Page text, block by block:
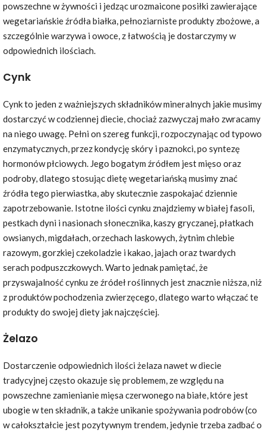
powszechne w żywności i jedząc urozmaicone posiłki zawierające
wegetariańskie źródła białka, pełnoziarniste produkty zbożowe, a
szczególnie warzywa i owoce, z łatwością je dostarczymy w
odpowiednich ilościach.
Cynk
Cynk to jeden z ważniejszych składników mineralnych jakie musimy
dostarczyć w codziennej diecie, chociaż zazwyczaj mało zwracamy
na niego uwagę. Pełni on szereg funkcji, rozpoczynając od typowo
enzymatycznych, przez kondycję skóry i paznokci, po syntezę
hormonów płciowych. Jego bogatym źródłem jest mięso oraz
podroby, dlatego stosując dietę wegetariańską musimy znać
źródła tego pierwiastka, aby skutecznie zaspokajać dziennie
zapotrzebowanie. Istotne ilości cynku znajdziemy w białej fasoli,
pestkach dyni i nasionach słonecznika, kaszy gryczanej, płatkach
owsianych, migdałach, orzechach laskowych, żytnim chlebie
razowym, gorzkiej czekoladzie i kakao, jajach oraz twardych
serach podpuszczkowych. Warto jednak pamiętać, że
przyswajalność cynku ze źródeł roślinnych jest znacznie niższa, niż
z produktów pochodzenia zwierzęcego, dlatego warto włączać te
produkty do swojej diety jak najczęściej.
Żelazo
Dostarczenie odpowiednich ilości żelaza nawet w diecie
tradycyjnej często okazuje się problemem, ze względu na
powszechne zamienianie mięsa czerwonego na białe, które jest
ubogie w ten składnik, a także unikanie spożywania podrobów (co
w całokształcie jest pozytywnym trendem, jedynie trzeba zadbać o